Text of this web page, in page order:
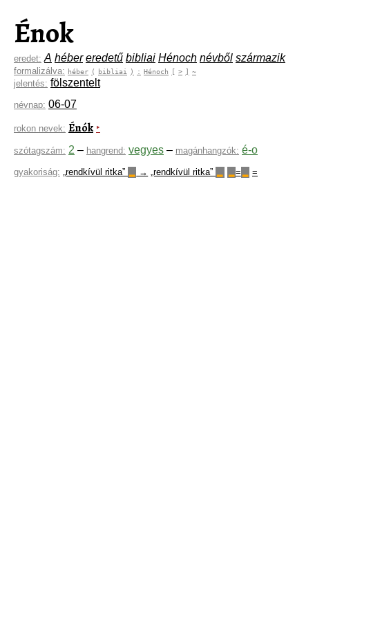
Énok
eredet: A héber eredetű bibliai Hénoch névből származik
formalizálva: héber ( bibliai ) : Hénoch [ > ] ~
jelentés: fölszentelt
névnap: 06-07
rokon nevek: Énók ‣
szótagszám: 2 – hangrend: vegyes – magánhangzók: é-o
gyakoriság: „rendkívül ritka” → „rendkívül ritka” = =